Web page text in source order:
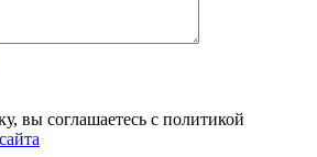
вы соглашаетесь с политикой